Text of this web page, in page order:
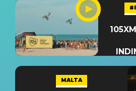
MALTA